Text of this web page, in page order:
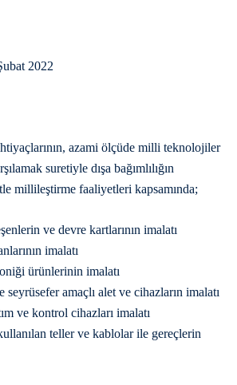
2022
azami ölçüde milli teknolojiler
suretiyle dışa bağımlılığın
millileştirme faaliyetleri kapsamında;
ve devre kartlarının imalatı
imalatı
ürünlerinin imalatı
amaçlı alet ve cihazların imalatı
ve kontrol cihazları imalatı
teller ve kablolar ile gereçlerin